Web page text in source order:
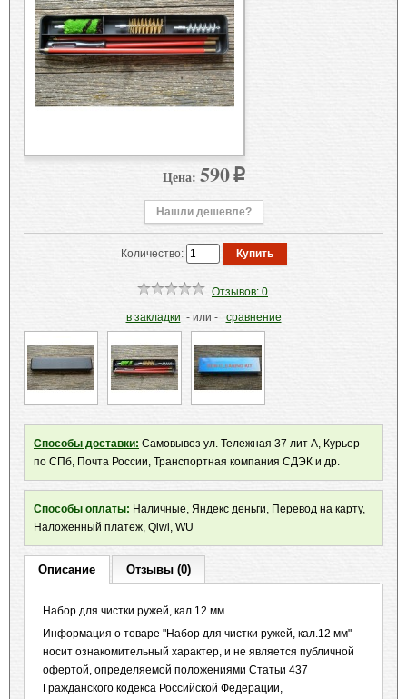
Цена: 590p
Нашли дешевле?
Количество:
Отзывов: 0
в закладки - или - сравнение
Способы доставки: Самовывоз ул. Тележная 37 лит А, Курьер
по СПб, Почта России, Транспортная компания СДЭК и др.
Способы оплаты: Наличные, Яндекс деньги, Перевод на карту,
Наложенный платеж, Qiwi, WU
Описание Отзывы (0)
Набор для чистки ружей, кал.12 мм
Информация о товаре "Набор для чистки ружей, кал.12 мм"
носит ознакомительный характер, и не является публичной
офертой, определяемой положениями Статьи 437
Гражданского кодекса Российской Федерации,